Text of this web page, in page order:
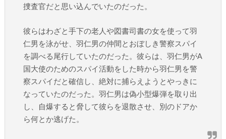
捜査官だと思い込んでいたのだった。
彼らはわざと手下の老人や図書司書の女を使って羽
仁男を泳がせ、羽仁男の仲間とおぼしき警察スパイ
を調べる尾行していたのだった。彼らは、羽仁男がA
国大使のためのスパイ活動をした時から羽仁男を警
察スパイだと確信し、絶対に捕らえようとやっきに
なっていたのだった。羽仁男は偽小型爆弾を取り出
し、自爆すると脅して彼らを退散させ、別のドアか
ら何とか逃げた。